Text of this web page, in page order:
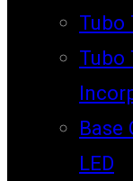
Tubo
Tubo
Base
LED